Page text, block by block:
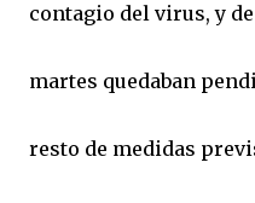
contagio del virus, y
martes quedaban
resto de medidas